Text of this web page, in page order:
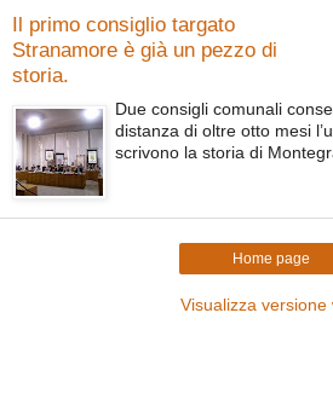
Il primo consiglio targato
Stranamore è già un pezzo di
storia.
Due consigli comunali
distanza di oltre otto mesi
scrivono la storia di
Home page
Visualizza versione